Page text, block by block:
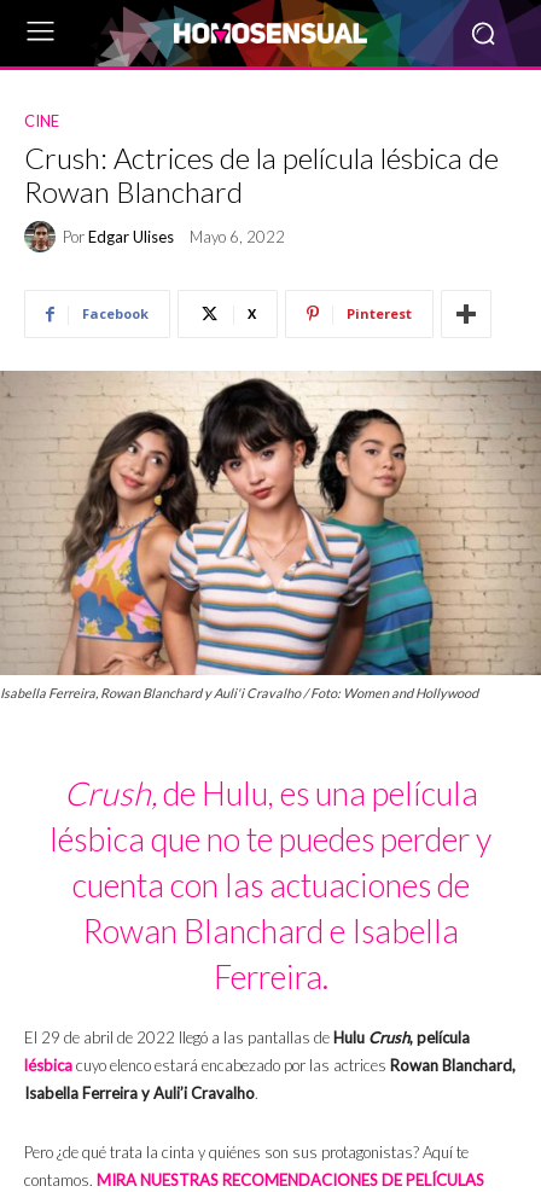
CINE
Crush: Actrices de la película lésbica de
Rowan Blanchard
PorEdgar Ulises Mayo 6, 2022
Facebook X Pinterest
Isabella Ferreira, Rowan Blanchard y Auli'i Cravalho / Foto: Women and Hollywood
Crush,de Hulu, es una película
lésbica que no te puedes perder y
cuenta con las actuaciones de
Rowan Blanchard e Isabella
Ferreira.
El 29 de abril de 2022 llegó a las pantallas de Hulu Crush, película
lésbicacuyo elenco estará encabezado por las actrices Rowan Blanchard,
Isabella Ferreira y Auli’i Cravalho.
Pero ¿de qué trata la cinta y quiénes son sus protagonistas? Aquí te
contamos. MIRA NUESTRAS RECOMENDACIONES DE PELÍCULAS